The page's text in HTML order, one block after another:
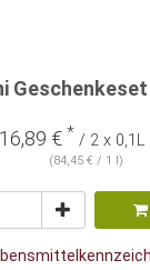
Geschenkeset
16,89 € * / 2 x 0,1L
(84,45 € / 1 l)